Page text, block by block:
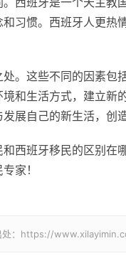
习惯。西班牙人更热
。这些不同的因素包
和生活方式，建立新
展自己的新生活，创
西班牙移民的区别在
家！
处：https://